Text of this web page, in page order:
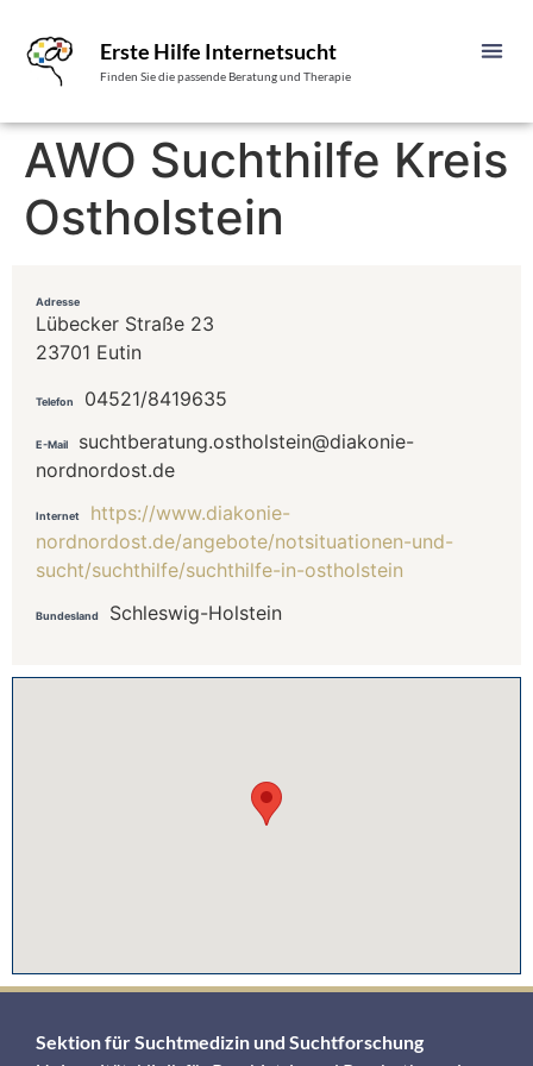
Erste Hilfe Internetsucht
Finden Sie die passende Beratung und Therapie
AWO Suchthilfe Kreis
Ostholstein
Adresse
Lübecker Straße 23
23701 Eutin
Telefon 04521/8419635
E-Mail
suchtberatung.ostholstein@diakonie-
nordnordost.de
Internet
https://www.diakonie-
nordnordost.de/angebote/notsituationen-und-
sucht/suchthilfe/suchthilfe-in-ostholstein
Bundesland Schleswig-Holstein
Sektion für Suchtmedizin und Suchtforschung